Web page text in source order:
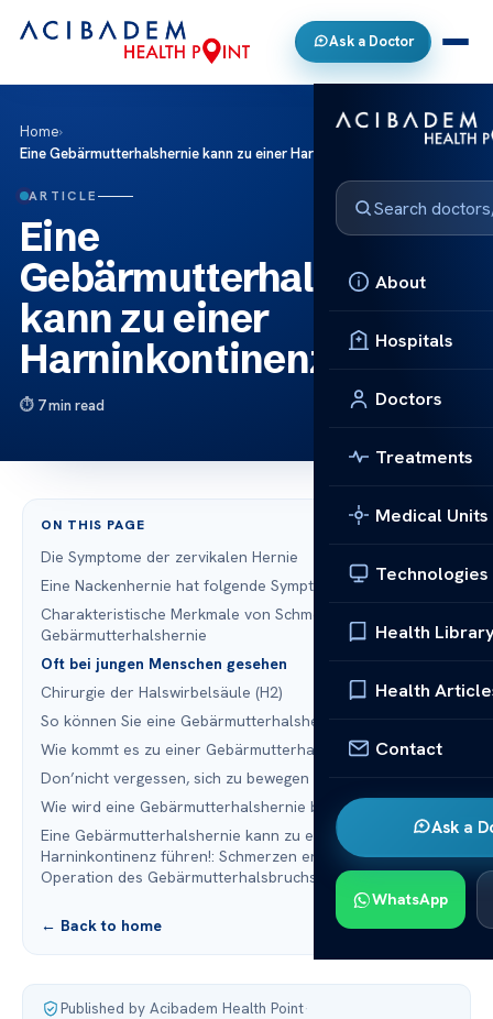
Ask a Doctor
About
Hospitals
Doctors
Treatments
Medical Units
Technologies
Health
Health
Contact
Ask a
WhatsApp
Home›
Eine Gebärmutterhalshernie kann zu einer Harninkontinenz führen!
ARTICLE
Eine
Gebärmutterhalshernie
kann zu einer
Harninkontinenz führen!
7 min read
ON THIS PAGE
Die Symptome der zervikalen Hernie
Eine Nackenhernie hat folgende Symptome
Charakteristische Merkmale von Schmerzen bei einer
Gebärmutterhalshernie
Oft bei jungen Menschen gesehen
Chirurgie der Halswirbelsäule (H2)
So können Sie eine Gebärmutterhalshernie verhindern
Wie kommt es zu einer Gebärmutterhalshernie?
Don’nicht vergessen, sich zu bewegen
Wie wird eine Gebärmutterhalshernie behandelt?
Eine Gebärmutterhalshernie kann zu einer
Harninkontinenz führen!: Schmerzen enden nach der
Operation des Gebärmutterhalsbruchs
← Back to home
Published by Acibadem Health Point·